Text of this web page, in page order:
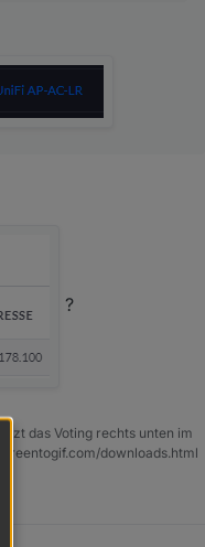
?
das Voting rechts unten im
downloads.html